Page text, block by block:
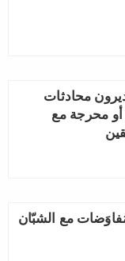
محادثات
محرجة مع
مع الشبّان